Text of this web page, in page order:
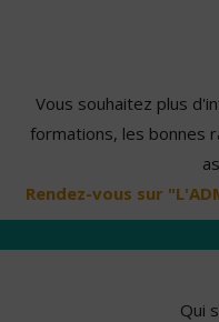
Vous souhaitez plus
formations, les bonnes
Rendez-vous sur
Qui